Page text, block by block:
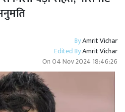
ByAmrit Vichar
Edited ByAmrit Vichar
On04 Nov 2024 18:46:26